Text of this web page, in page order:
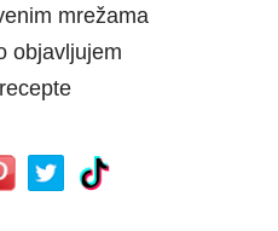
mrežama
objavljujem